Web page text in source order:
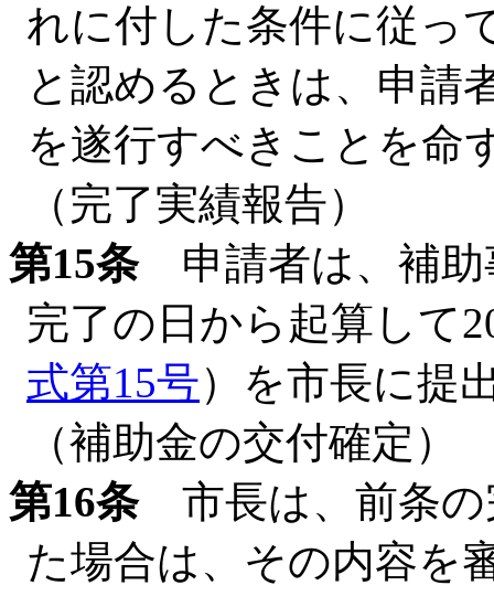
れに付した条件に従っ
と認めるときは、申請
を遂行すべきことを命
（完了実績報告）
第15条申請者は、補助
完了の日から起算して
式第15号）を市長に提
（補助金の交付確定）
第16条市長は、前条の
た場合は、その内容を